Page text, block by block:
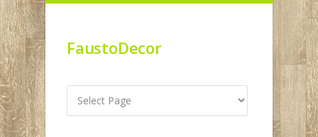
FaustoDecor